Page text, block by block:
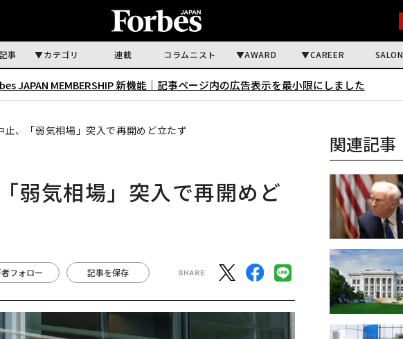
事 カテゴリ 連載 コラムニスト AWARD CAREER SALON
JAPAN MEMBERSHIP 新機能｜ 記事ページ内の広告表示を最小限にしました
止、「弱気相場」突入で再開めど立たず
弱気相場」突入で再開めど
フォロー 記事を保存
関連記事